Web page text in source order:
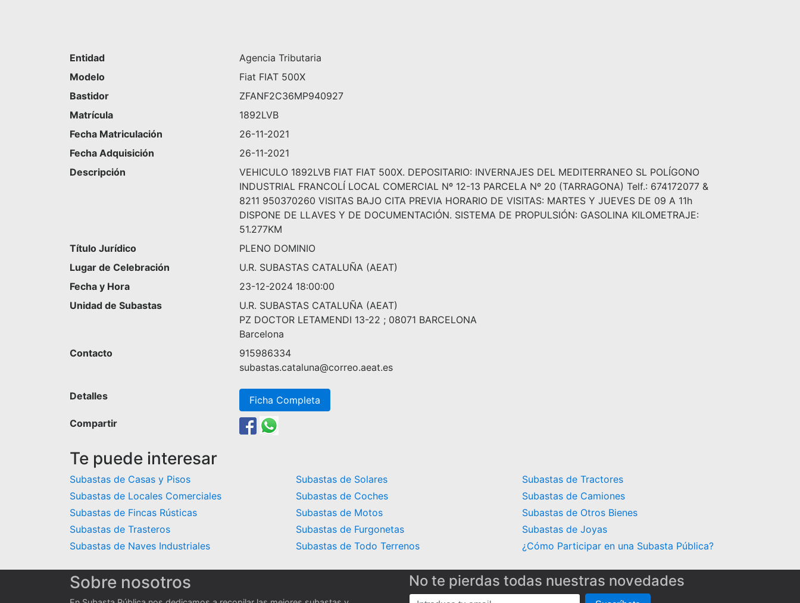
Entidad
Agencia Tributaria
Modelo
Fiat FIAT 500X
Bastidor
ZFANF2C36MP940927
Matrícula
1892LVB
Fecha Matriculación
26-11-2021
Fecha Adquisición
26-11-2021
Descripción
VEHICULO 1892LVB FIAT FIAT 500X. DEPOSITARIO: INVERNAJES DEL MEDITERRANEO SL POLÍGONO
INDUSTRIAL FRANCOLÍ LOCAL COMERCIAL Nº 12-13 PARCELA Nº 20 (TARRAGONA) Telf.: 674172077 &
8211 950370260 VISITAS BAJO CITA PREVIA HORARIO DE VISITAS: MARTES Y JUEVES DE 09 A 11h
DISPONE DE LLAVES Y DE DOCUMENTACIÓN. SISTEMA DE PROPULSIÓN: GASOLINA KILOMETRAJE:
51.277KM
Título Jurídico
PLENO DOMINIO
Lugar de Celebración
U.R. SUBASTAS CATALUÑA (AEAT)
Fecha y Hora
23-12-2024 18:00:00
Unidad de Subastas
U.R. SUBASTAS CATALUÑA (AEAT)
PZ DOCTOR LETAMENDI 13-22 ; 08071 BARCELONA
Barcelona
Contacto
915986334
subastas.cataluna@correo.aeat.es
Detalles
Ficha Completa
Compartir
Te puede interesar
Subastas de Casas y Pisos
Subastas de Locales Comerciales
Subastas de Fincas Rústicas
Subastas de Trasteros
Subastas de Naves Industriales
Subastas de Solares
Subastas de Coches
Subastas de Motos
Subastas de Furgonetas
Subastas de Todo Terrenos
Subastas de Tractores
Subastas de Camiones
Subastas de Otros Bienes
Subastas de Joyas
¿Cómo Participar en una Subasta Pública?
Sobre nosotros No te pierdas todas nuestras novedades